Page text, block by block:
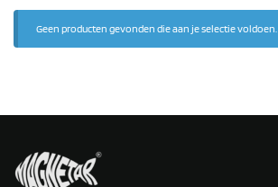
Geen producten gevonden die aan je selectie voldoen.